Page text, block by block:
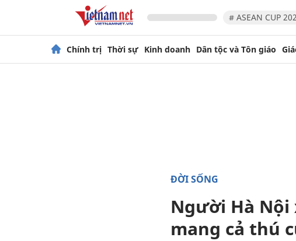
# ASEAN CUP
Chính trị Thời sự Kinh doanh Dân tộc và Tôn giáo
ĐỜI SỐNG
Người Hà Nội
mang cả thú